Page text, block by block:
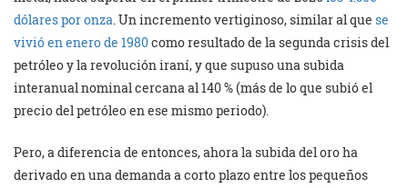
dólares por onza. Un incremento vertiginoso, similar al que se
vivió en enero de 1980como resultado de la segunda crisis del
petróleo y la revolución iraní, y que supuso una subida
interanual nominal cercana al 140 % (más de lo que subió el
precio del petróleo en ese mismo periodo).
Pero, a diferencia de entonces, ahora la subida del oro ha
derivado en una demanda a corto plazo entre los pequeños